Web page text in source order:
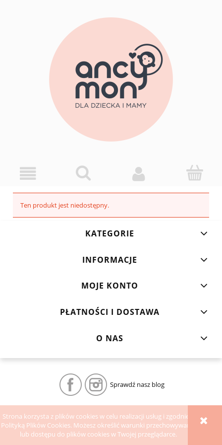
Strona korzysta z plików cookies w celu realizacji usług i zgodnie z
Polityką Plików Cookies. Możesz określić warunki przechowywania
lub dostępu do plików cookies w Twojej przeglądarce.
Ten produkt jest niedostępny.
KATEGORIE
INFORMACJE
MOJE KONTO
PŁATNOŚCI I DOSTAWA
O NAS
Sprawdź nasz blog
POKAŻ PEŁNĄ WERSJĘ STRONY
Sklep internetowy Shoper.pl